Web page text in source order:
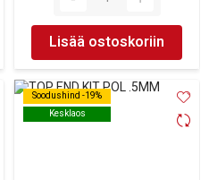
Lisää ostoskoriin
Soodushind -19%
Kesklaos
Soodushind -19%
Kesklaos